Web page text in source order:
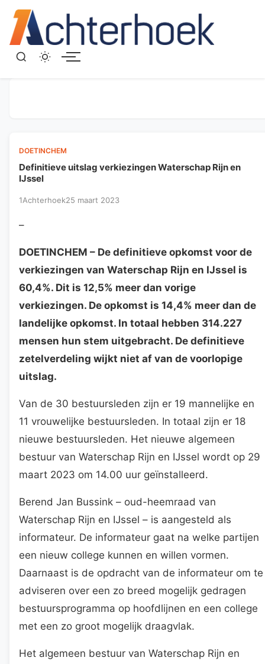
DOETINCHEM
Definitieve uitslag verkiezingen Waterschap Rijn en
IJssel
1Achterhoek25 maart 2023
–
DOETINCHEM – De definitieve opkomst voor de
verkiezingen van Waterschap Rijn en IJssel is
60,4%. Dit is 12,5% meer dan vorige
verkiezingen. De opkomst is 14,4% meer dan de
landelijke opkomst. In totaal hebben 314.227
mensen hun stem uitgebracht. De definitieve
zetelverdeling wijkt niet af van de voorlopige
uitslag.
Van de 30 bestuursleden zijn er 19 mannelijke en
11 vrouwelijke bestuursleden. In totaal zijn er 18
nieuwe bestuursleden. Het nieuwe algemeen
bestuur van Waterschap Rijn en IJssel wordt op 29
maart 2023 om 14.00 uur geïnstalleerd.
Berend Jan Bussink – oud-heemraad van
Waterschap Rijn en IJssel – is aangesteld als
informateur. De informateur gaat na welke partijen
een nieuw college kunnen en willen vormen.
Daarnaast is de opdracht van de informateur om te
adviseren over een zo breed mogelijk gedragen
bestuursprogramma op hoofdlijnen en een college
met een zo groot mogelijk draagvlak.
Het algemeen bestuur van Waterschap Rijn en